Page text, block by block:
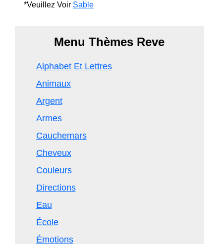
*Veuillez Voir Sable
Menu Thèmes Reve
Alphabet Et Lettres
Animaux
Argent
Armes
Cauchemars
Cheveux
Couleurs
Directions
Eau
École
Émotions